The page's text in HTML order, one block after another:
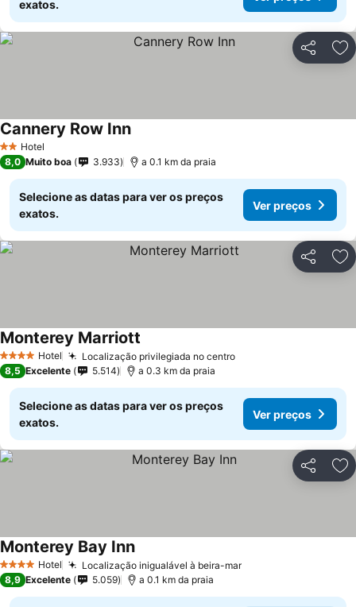
exatos.
Partilhar
2 Estrelas
Hotel
Cannery Row Inn
8,0 Muito boa 3.933 a 0.1 km da praia
Selecione as datas para ver os preços
exatos.
Ver preços
Partilhar
4 EstrelasHotel Localização privilegiada no centro
Monterey Marriott
8,5 Excelente 5.514 a 0.3 km da praia
Selecione as datas para ver os preços
exatos.
Ver preços
Partilhar
4 EstrelasHotel Localização inigualável à beira-mar
Monterey Bay Inn
8,9 Excelente 5.059 a 0.1 km da praia